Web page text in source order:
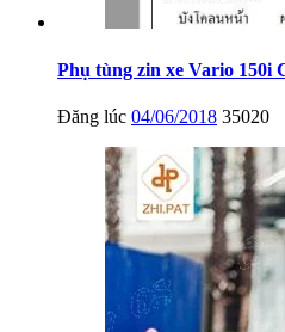
Phụ tùng zin xe Vario 150i
Đăng lúc 04/06/2018 35020